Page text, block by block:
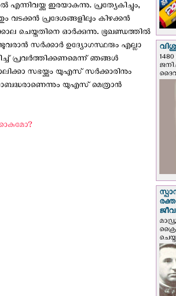
ഇരയാകുന്നു. പ്രത്യേകിച്ചും,
വടക്കൻ പ്രദേശങ്ങളിലും കിഴക്കൻ
ചെയ്തതിനെ ഓർക്കുന്നു. ഭൂഖണ്ഡത്തിൽ
സർക്കാർ ഉദ്യോഗസ്ഥരും എല്ലാ
പ്രവർത്തിക്കണമെന്ന് ഞങ്ങൾ
സഭയ്ക്കും യുഎസ് സർക്കാരിനും
യു‌എസ് മെത്രാന്‍